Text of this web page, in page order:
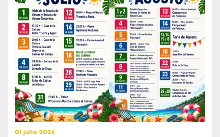
01 julio 2026